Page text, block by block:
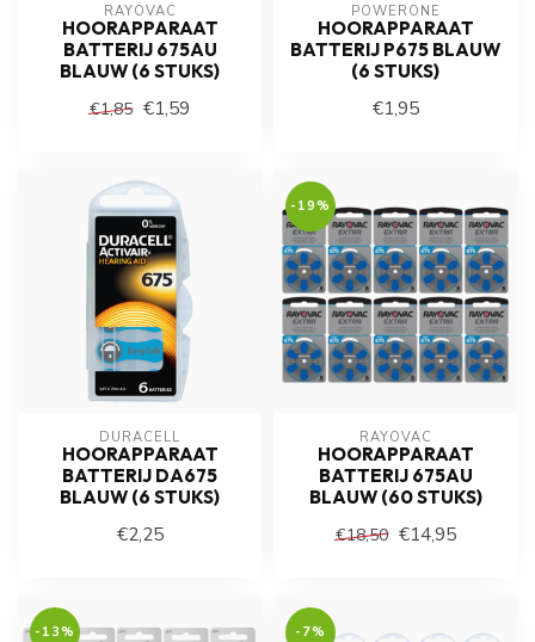
RAYOVAC
HOORAPPARAAT
BATTERIJ 675AU
BLAUW (6 STUKS)
€1,85 €1,59
POWERONE
HOORAPPARAAT
BATTERIJ P675 BLAUW
(6 STUKS)
€1,95
DURACELL
HOORAPPARAAT
BATTERIJ DA675
BLAUW (6 STUKS)
€2,25
-19%
RAYOVAC
HOORAPPARAAT
BATTERIJ 675AU
BLAUW (60 STUKS)
€18,50 €14,95
-13% -7%